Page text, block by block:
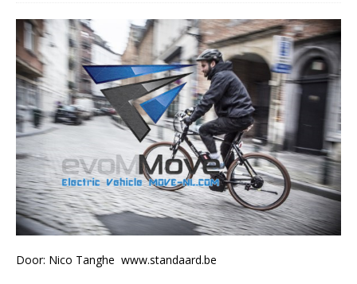
Door: Nico Tanghe www.standaard.be